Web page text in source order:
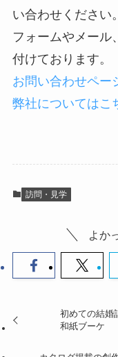
い合わせください。
フォームやメール
付けております。
お問い合わせペー
弊社についてはこ
訪問・見学
よか
初めての結婚
和紙ブーケ